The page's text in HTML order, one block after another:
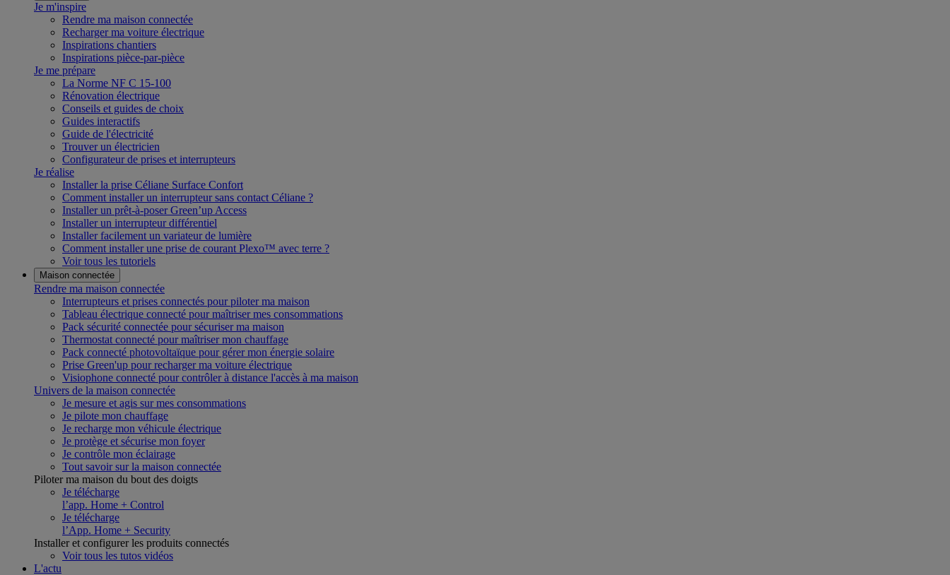
Je m'inspire
Rendre ma maison connectée
Recharger ma voiture électrique
Inspirations chantiers
Inspirations pièce-par-pièce
Je me prépare
La Norme NF C 15-100
Rénovation électrique
Conseils et guides de choix
Guides interactifs
Guide de l'électricité
Trouver un électricien
Configurateur de prises et interrupteurs
Je réalise
Installer la prise Céliane Surface Confort
Comment installer un interrupteur sans contact Céliane ?
Installer un prêt-à-poser Green’up Access
Installer un interrupteur différentiel
Installer facilement un variateur de lumière
Comment installer une prise de courant Plexo™ avec terre ?
Voir tous les tutoriels
Maison connectée
Rendre ma maison connectée
Interrupteurs et prises connectés pour piloter ma maison
Tableau électrique connecté pour maîtriser mes consommations
Pack sécurité connectée pour sécuriser ma maison
Thermostat connecté pour maîtriser mon chauffage
Pack connecté photovoltaïque pour gérer mon énergie solaire
Prise Green'up pour recharger ma voiture électrique
Visiophone connecté pour contrôler à distance l'accès à ma maison
Univers de la maison connectée
Je mesure et agis sur mes consommations
Je pilote mon chauffage
Je recharge mon véhicule électrique
Je protège et sécurise mon foyer
Je contrôle mon éclairage
Tout savoir sur la maison connectée
Piloter ma maison du bout des doigts
Je télécharge
l’app. Home + Control
Je télécharge
l’App. Home + Security
Installer et configurer les produits connectés
Voir tous les tutos vidéos
L'actu